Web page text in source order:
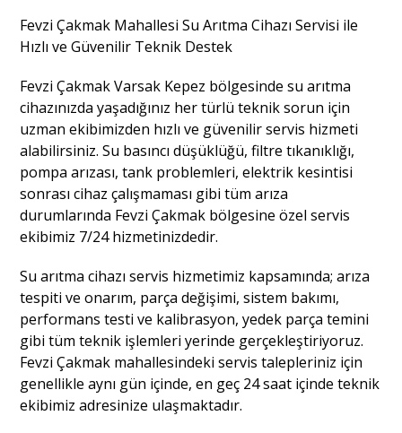
Fevzi Çakmak Mahallesi Su Arıtma Cihazı Servisi ile
Hızlı ve Güvenilir Teknik Destek
Fevzi Çakmak Varsak Kepez bölgesinde su arıtma
cihazınızda yaşadığınız her türlü teknik sorun için
uzman ekibimizden hızlı ve güvenilir servis hizmeti
alabilirsiniz. Su basıncı düşüklüğü, filtre tıkanıklığı,
pompa arızası, tank problemleri, elektrik kesintisi
sonrası cihaz çalışmaması gibi tüm arıza
durumlarında Fevzi Çakmak bölgesine özel servis
ekibimiz 7/24 hizmetinizdedir.
Su arıtma cihazı servis hizmetimiz kapsamında; arıza
tespiti ve onarım, parça değişimi, sistem bakımı,
performans testi ve kalibrasyon, yedek parça temini
gibi tüm teknik işlemleri yerinde gerçekleştiriyoruz.
Fevzi Çakmak mahallesindeki servis talepleriniz için
genellikle aynı gün içinde, en geç 24 saat içinde teknik
ekibimiz adresinize ulaşmaktadır.